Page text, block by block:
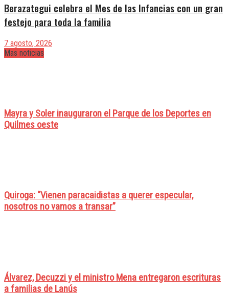
Berazategui celebra el Mes de las Infancias con un gran
festejo para toda la familia
7 agosto, 2026
Mas noticias
Mayra y Soler inauguraron el Parque de los Deportes en
Quilmes oeste
Quiroga: “Vienen paracaidistas a querer especular,
nosotros no vamos a transar”
Álvarez, Decuzzi y el ministro Mena entregaron escrituras
a familias de Lanús